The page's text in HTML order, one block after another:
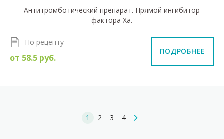
Антитромботический препарат. Прямой ингибитор
фактора Xa.
По рецепту
от 58.5 руб.
ПОДРОБНЕЕ
1 2 3 4